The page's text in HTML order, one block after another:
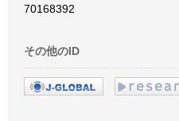
70168392
その他のID